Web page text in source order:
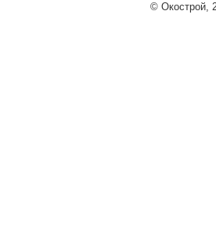
© Окострой,